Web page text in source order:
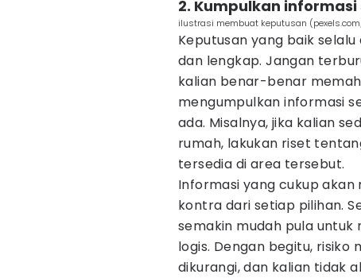
2. Kumpulkan
ilustrasi membuat keputusan
Keputusan yang baik
dan lengkap. Jangan
kalian benar-benar
mengumpulkan informasi
ada. Misalnya, jika kalian
rumah, lakukan riset
tersedia di area tersebut.
Informasi yang cukup
kontra dari setiap pilihan.
semakin mudah pula
logis. Dengan begitu,
dikurangi, dan kalian tidak